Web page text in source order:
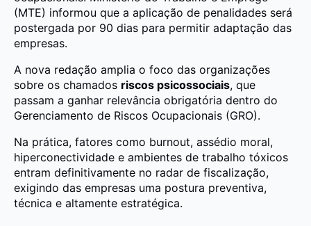
(MTE) informou que a aplicação de penalidades será
postergada por 90 dias para permitir adaptação das
empresas.
A nova redação amplia o foco das organizações
sobre os chamados riscos psicossociais, que
passam a ganhar relevância obrigatória dentro do
Gerenciamento de Riscos Ocupacionais (GRO).
Na prática, fatores como burnout, assédio moral,
hiperconectividade e ambientes de trabalho tóxicos
entram definitivamente no radar de fiscalização,
exigindo das empresas uma postura preventiva,
técnica e altamente estratégica.